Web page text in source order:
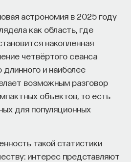
астрономия в 2025 году
как область, где
накопленная
четвёртого сеанса
и наиболее
возможным разговор
объектов, то есть
для популяционных
такой статистики
интерес представляют
вклад в дело